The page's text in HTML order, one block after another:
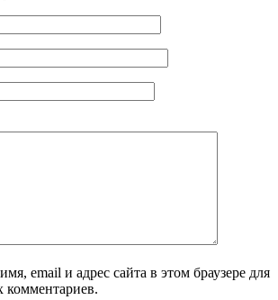
email и адрес сайта в этом браузере для